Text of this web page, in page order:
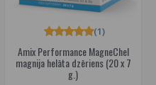
Amix Performance MagneChel
magnija helāta dzēriens (20 x 7
g.)
(1)